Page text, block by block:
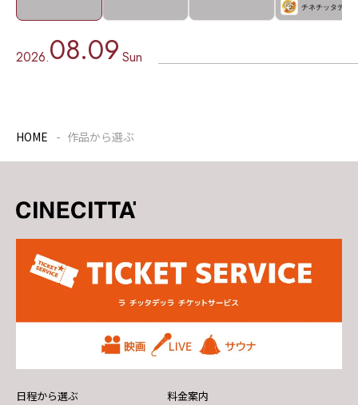
チネチッタデー
2026.08.09 Sun
HOME 作品から選ぶ
日程から選ぶ
料金案内